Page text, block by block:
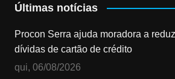
Últimas notícias
Procon Serra ajuda moradora a
dívidas de cartão de crédito
qui, 06/08/2026